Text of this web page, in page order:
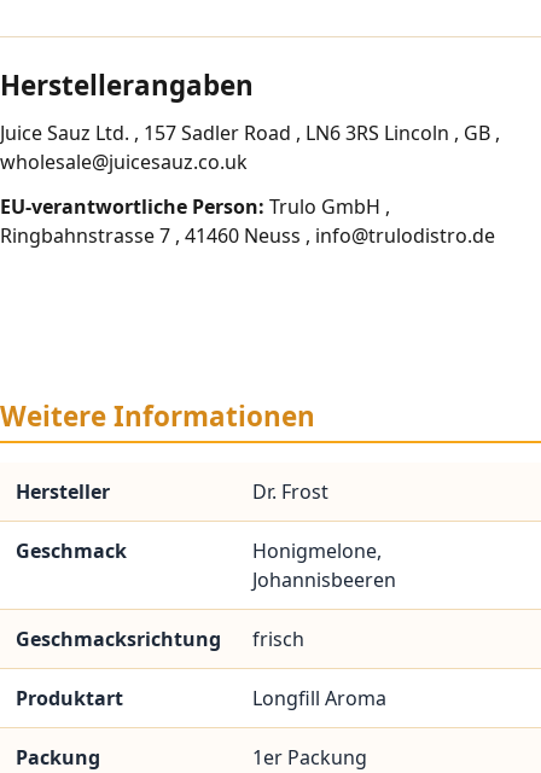
Herstellerangaben
Juice Sauz Ltd. , 157 Sadler Road , LN6 3RS Lincoln , GB ,
wholesale@juicesauz.co.uk
EU-verantwortliche Person: Trulo GmbH ,
Ringbahnstrasse 7 , 41460 Neuss , info@trulodistro.de
Weitere Informationen
Hersteller Dr. Frost
Geschmack
Honigmelone,
Johannisbeeren
Geschmacksrichtung frisch
Produktart Longfill Aroma
Packung 1er Packung